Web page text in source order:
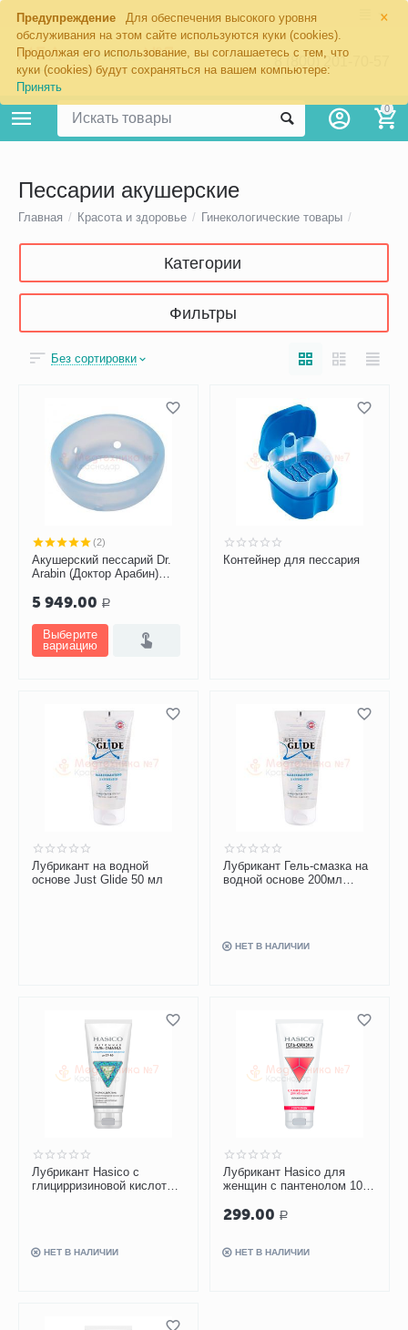
×
Предупреждение
Для обеспечения высокого уровня
обслуживания на этом сайте используются куки (cookies).
Продолжая его использование, вы соглашаетесь с тем, что
куки (cookies) будут сохраняться на вашем компьютере:
Принять
8 (800) 201-70-57
0
Пессарии акушерские
Главная / Красота и здоровье / Гинекологические товары /
Категории
Фильтры
Без сортировки
(2)
Акушерский пессарий Dr.
Arabin (Доктор Арабин)
5 949.00 Р
Выберите
вариацию
Контейнер для пессария
Лубрикант на водной
основе Just Glide 50 мл
Лубрикант Гель-смазка на
водной основе 200мл
НЕТ В НАЛИЧИИ
Лубрикант Hasico c
глицирризиновой кислотой
НЕТ В НАЛИЧИИ
Лубрикант Hasico для
женщин с пантенолом 100
299.00 Р
НЕТ В НАЛИЧИИ